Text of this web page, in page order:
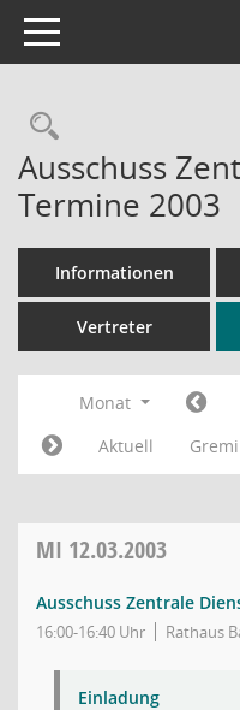
Toggle navigation
Ausschuss
Termine 2003
Informationen
Vertreter
Monat
Aktuell
MI 12.03.2003
Ausschuss Zentrale
16:00-16:40 Uhr Rathaus
Einladung